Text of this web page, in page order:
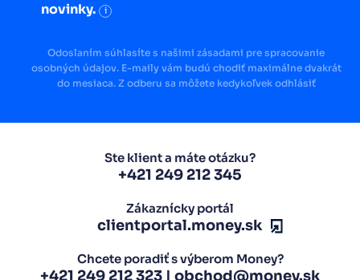
novinky.
i
Odoslaním súhlasíte s našimi zásadami pre spracovanie
osobných údajov. E-maily vám budú chodiť maximálne dvakrát
do mesiaca. Z odberu sa môžete kedykoľvek odhlásiť
Ste klient a máte otázku?
+421 249 212 345
Zákaznícky portál
clientportal.money.sk
Chcete poradiť s výberom Money?
+421 249 212 323| obchod@money.sk